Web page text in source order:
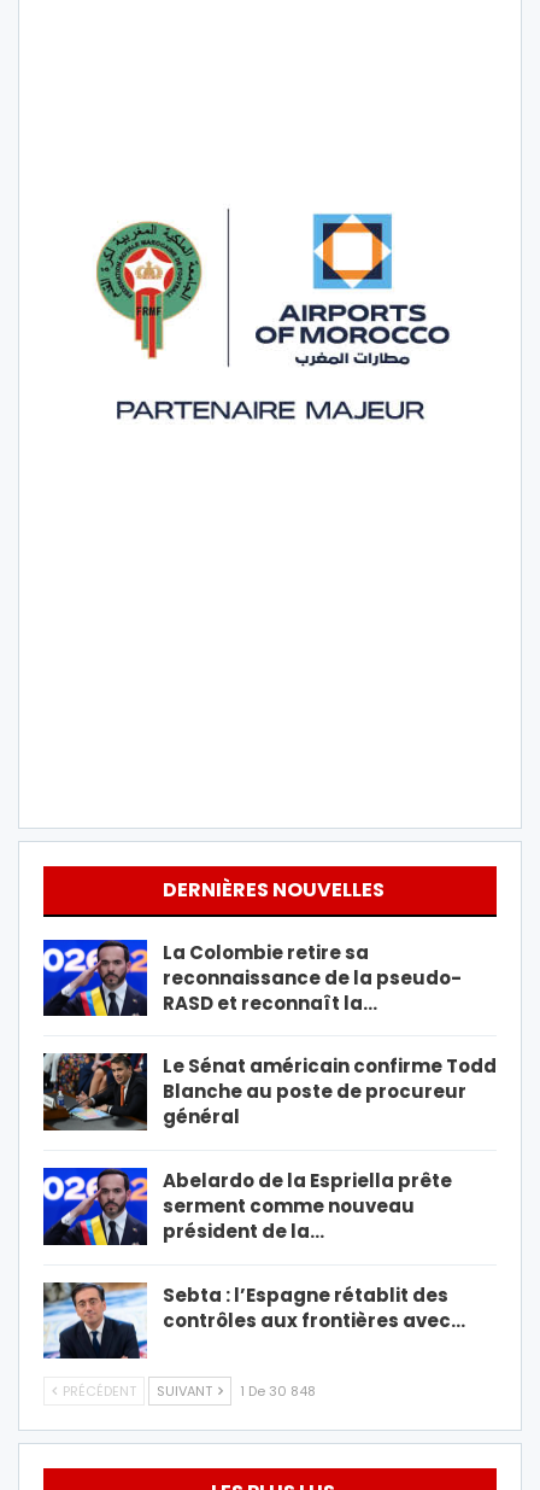
DERNIÈRES NOUVELLES
La Colombie retire sa
reconnaissance de la pseudo-
RASD et reconnaît la…
Le Sénat américain confirme Todd
Blanche au poste de procureur
général
Abelardo de la Espriella prête
serment comme nouveau
président de la…
Sebta : l’Espagne rétablit des
contrôles aux frontières avec…
PRÉCÉDENT SUIVANT 1 De 30 848